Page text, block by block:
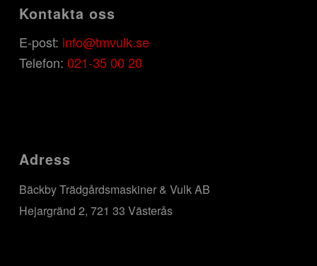
Kontakta oss
E-post: info@tmvulk.se
Telefon: 021-35 00 20
Adress
Bäckby Trädgårdsmaskiner & Vulk AB
Hejargränd 2, 721 33 Västerås